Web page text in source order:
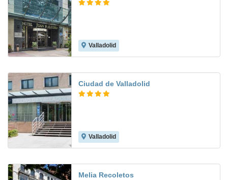
Valladolid
Ciudad de Valladolid
Valladolid
Melia Recoletos